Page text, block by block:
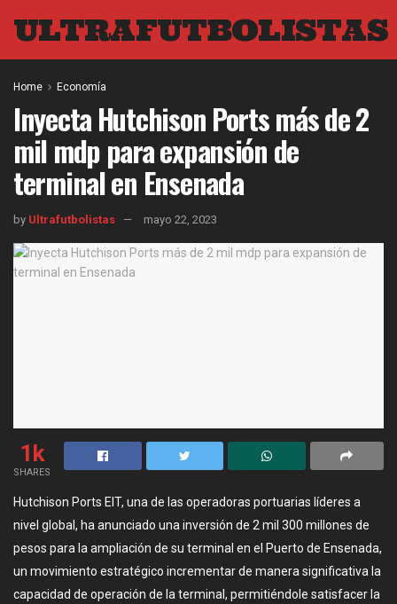
ULTRAFUTBOLISTAS
Home Economía
Inyecta Hutchison Ports más de 2
mil mdp para expansión de
terminal en Ensenada
by Ultrafutbolistas mayo 22, 2023
1k
SHARES
Hutchison Ports EIT, una de las operadoras portuarias líderes a
nivel global, ha anunciado una inversión de 2 mil 300 millones de
pesos para la ampliación de su terminal en el Puerto de Ensenada,
un movimiento estratégico incrementar de manera significativa la
capacidad de operación de la terminal, permitiéndole satisfacer la